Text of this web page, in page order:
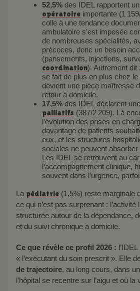
52,5% des IDEL rapportent
opératoire importante (1
colle à une tendance
ambulatoire s’est imposée
de nombreuses spécialités,
précoces, donc un besoin
(pansements, injections,
coordination). Autrement dit
se fait de plus en plus chez le
devient une pièce maîtresse
retour à domicile.
17,5% des IDEL déclarent
palliatifs (387/2 209). Là
l’évolution des prises en
davantage de patients
eux, et les structures
sociales ne peuvent
Les IDEL se retrouvent au
l’accompagnement clinique,
souvent dans l’urgence,
La pédiatrie (1,5%) reste marginale
ce qui n’est pas surprenant :
structurée autour de la dépendance,
et du suivi chronique à domicile.
Ce que révèle ce profil 2026 :
« l’exécutant du soin prescrit ». Elle
de trajectoire, au long cours, dans
l’hôpital se recentre sur l’aigu et où